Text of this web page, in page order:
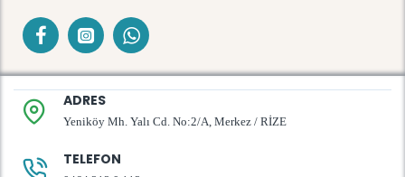
ADRES
Yeniköy Mh. Yalı Cd. No:2/A, Merkez / RİZE
TELEFON